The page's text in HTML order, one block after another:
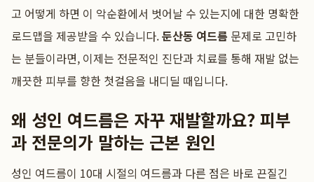
고 어떻게 하면 이 악순환에서 벗어날 수 있는지에 대한 명확한
로드맵을 제공받을 수 있습니다.둔산동 여드름 문제로 고민하
는 분들이라면, 이제는 전문적인 진단과 치료를 통해 재발 없는
깨끗한 피부를 향한 첫걸음을 내디딜 때입니다.
왜 성인 여드름은 자꾸 재발할까요? 피부
과 전문의가 말하는 근본 원인
성인 여드름이 10대 시절의 여드름과 다른 점은 바로 끈질긴